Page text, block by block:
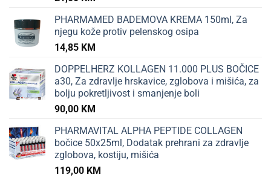
PHARMAMED BADEMOVA KREMA 150ml, Za
njegu kože protiv pelenskog osipa
14,85 KM
DOPPELHERZ KOLLAGEN 11.000 PLUS BOČICE
a30, Za zdravlje hrskavice, zglobova i mišića, za
bolju pokretljivost i smanjenje boli
90,00 KM
PHARMAVITAL ALPHA PEPTIDE COLLAGEN
bočice 50x25ml, Dodatak prehrani za zdravlje
zglobova, kostiju, mišića
119,00 KM